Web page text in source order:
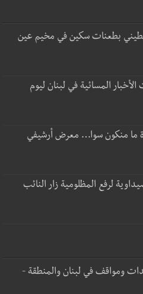
بطعنات سكين في مخيم عين
المسائية في لبنان ليوم
ما منكون سوا… معرض أرشيفي
لرفع المظلومية زار النائب
ومواقف في لبنان والمنطقة -